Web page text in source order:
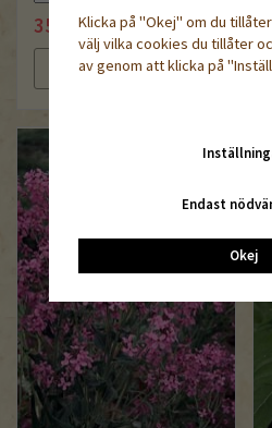
35 kr 44 kr
Läs mer Köp nu
Klicka på "Okej" om du
välj vilka cookies du tillåter
av genom att klicka på
Endast
Okej